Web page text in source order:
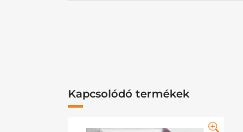
Kapcsolódó termékek